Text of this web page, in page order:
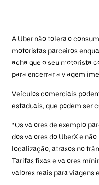
A Uber não tolera o
motoristas parceiros
acha que o seu motorista
para encerrar a viagem
Veículos comerciais
estaduais, que podem ser
*Os valores de exemplo
dos valores do UberX e
localização, atrasos no
Tarifas fixas e valores
valores reais para viagens